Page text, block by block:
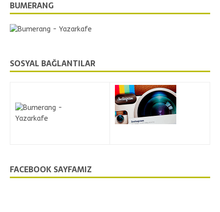
BUMERANG
SOSYAL BAĞLANTILAR
FACEBOOK SAYFAMIZ